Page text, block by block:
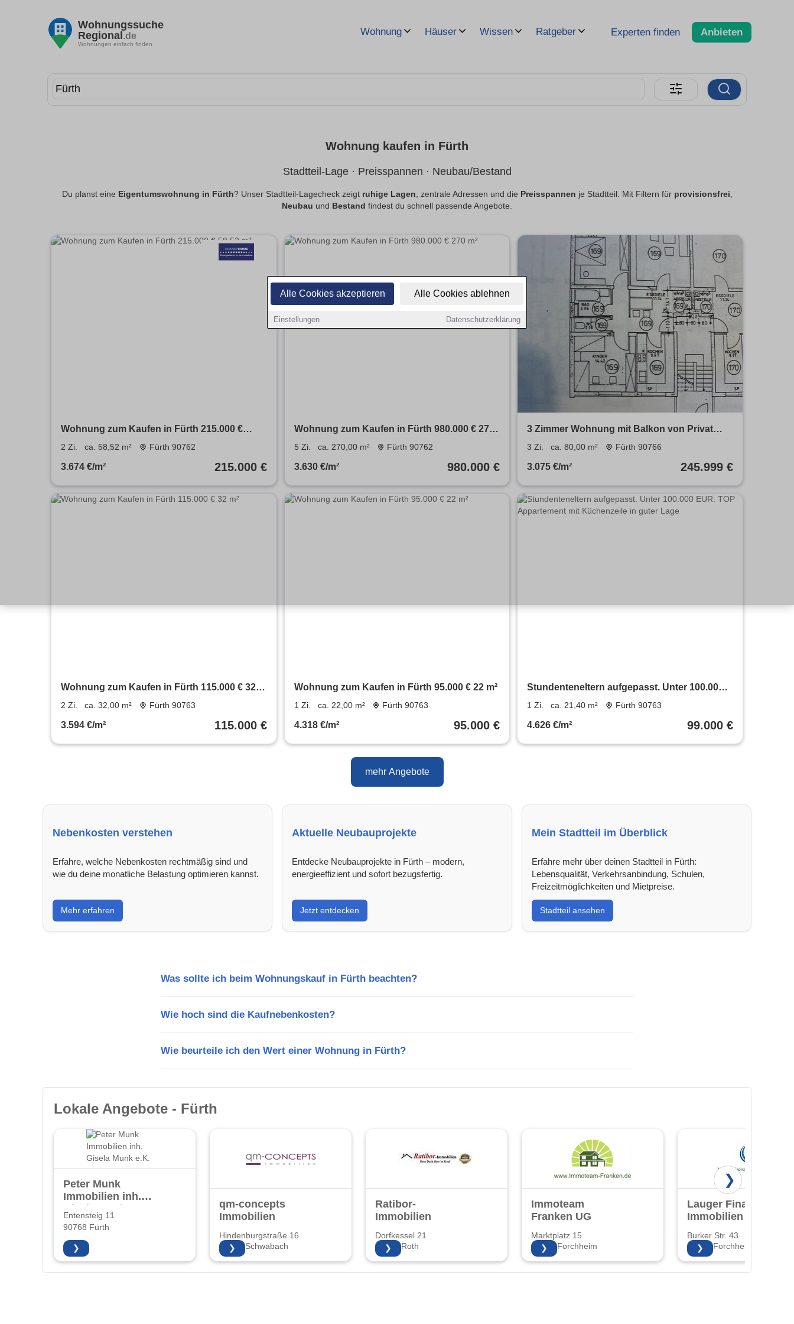
Alle Cookies akzeptieren Alle Cookies ablehnen
Einstellungen Datenschutzerklärung
Wohnungssuche
Regional.de
Wohnungen einfach finden
Wohnung Häuser Wissen Ratgeber Experten finden Anbieten
Wohnung kaufen in Fürth
Stadtteil-Lage · Preisspannen · Neubau/Bestand
Du planst eine Eigentumswohnung in Fürth? Unser Stadtteil-Lagecheck zeigt ruhige Lagen, zentrale Adressen und die Preisspannen je Stadtteil. Mit Filtern für provisionsfrei,
Neubau und Bestand findest du schnell passende Angebote.
Wohnung zum Kaufen in Fürth 215.000 €
58.52 m²
2 Zi. ca. 58,52 m² Fürth 90762
3.674 €/m² 215.000 €
Wohnung zum Kaufen in Fürth 980.000 € 270
m²
5 Zi. ca. 270,00 m² Fürth 90762
3.630 €/m² 980.000 €
3 Zimmer Wohnung mit Balkon von Privat
ohne Makler!
3 Zi. ca. 80,00 m² Fürth 90766
3.075 €/m² 245.999 €
Wohnung zum Kaufen in Fürth 115.000 € 32
m²
2 Zi. ca. 32,00 m² Fürth 90763
3.594 €/m² 115.000 €
Wohnung zum Kaufen in Fürth 95.000 € 22 m²
1 Zi. ca. 22,00 m² Fürth 90763
4.318 €/m² 95.000 €
Stundenteneltern aufgepasst. Unter 100.000
EUR. TOP Appartement mit Küchenzeile in
1 Zi. ca. 21,40 m² Fürth 90763
4.626 €/m² 99.000 €
mehr Angebote
Nebenkosten verstehen
Erfahre, welche Nebenkosten rechtmäßig sind und
wie du deine monatliche Belastung optimieren kannst.
Mehr erfahren
Aktuelle Neubauprojekte
Entdecke Neubauprojekte in Fürth – modern,
energieeffizient und sofort bezugsfertig.
Jetzt entdecken
Mein Stadtteil im Überblick
Erfahre mehr über deinen Stadtteil in Fürth:
Lebensqualität, Verkehrsanbindung, Schulen,
Freizeitmöglichkeiten und Mietpreise.
Stadtteil ansehen
Was sollte ich beim Wohnungskauf in Fürth beachten?
Wie hoch sind die Kaufnebenkosten?
Wie beurteile ich den Wert einer Wohnung in Fürth?
Lokale Angebote - Fürth
Peter Munk
Immobilien inh.
Gisela Munk e.K.
Entensteig 11
90768 Fürth
❯
qm-concepts
Immobilien
Hindenburgstraße 16
91126 Schwabach
❯
Ratibor-
Immobilien
Dorfkessel 21
91154 Roth
❯
Immoteam
Franken UG
Marktplatz 15
91301 Forchheim
❯
Lauger Finanz &
Immobilien UG
Burker Str. 43
91301 Forchheim
❯
❯